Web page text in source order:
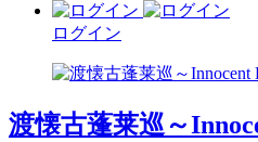
ログイン
渡懐古蓬莱巡～